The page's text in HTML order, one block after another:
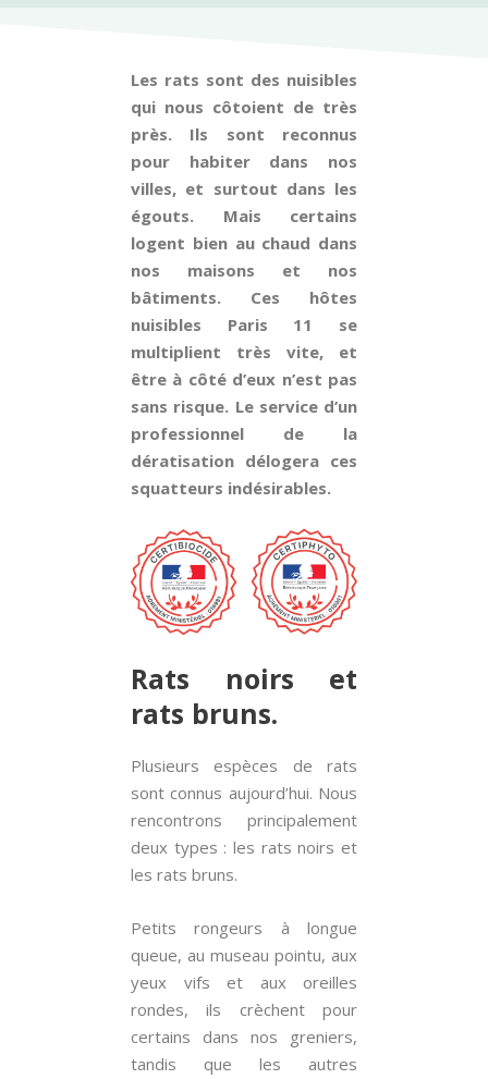
Les rats sont des nuisibles
qui nous côtoient de très
près. Ils sont reconnus
pour habiter dans nos
villes, et surtout dans les
égouts. Mais certains
logent bien au chaud dans
nos maisons et nos
bâtiments. Ces hôtes
nuisibles Paris 11 se
multiplient très vite, et
être à côté d’eux n’est pas
sans risque. Le service d’un
professionnel de la
dératisation délogera ces
squatteurs indésirables.
Rats noirs et
rats bruns.
Plusieurs espèces de rats
sont connus aujourd’hui. Nous
rencontrons principalement
deux types : les rats noirs et
les rats bruns.
Petits rongeurs à longue
queue, au museau pointu, aux
yeux vifs et aux oreilles
rondes, ils crèchent pour
certains dans nos greniers,
tandis que les autres